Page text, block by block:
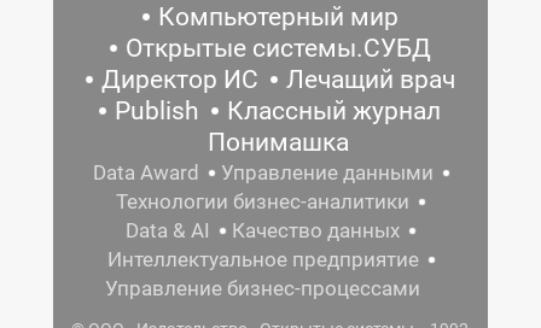
Компьютерный мир
Открытые системы.СУБД
Директор ИС
Лечащий врач
Publish
Классный журнал
Понимашка
Data Award
Управление данными
Технологии бизнес-аналитики
Data & AI
Качество данных
Интеллектуальное предприятие
Управление бизнес-процессами